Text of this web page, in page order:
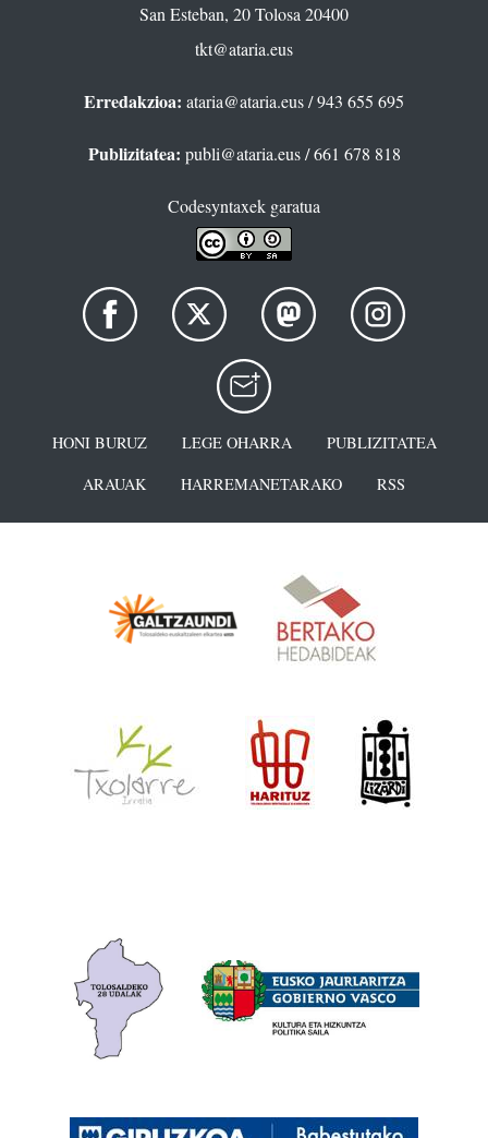
San Esteban, 20 Tolosa 20400
tkt@ataria.eus
Erredakzioa: ataria@ataria.eus/ 943 655 695
Publizitatea: publi@ataria.eus/ 661 678 818
Codesyntaxek garatua
HONI BURUZ LEGE OHARRA
PUBLIZITATEA
ARAUAK
HARREMANETARAKO RSS